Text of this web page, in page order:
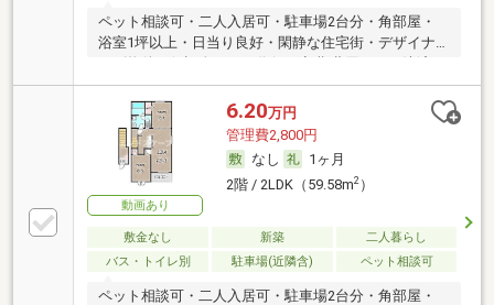
ペット相談可・二人入居可・駐車場2台分・角部屋・
浴室1坪以上・日当り良好・閑静な住宅街・デザイナ
可・家賃カード決済可
動画あり
6.20万円
管理費2,800円
なし
1ヶ月
2階 / 2LDK（59.58m2）
敷金なし 新築
二人暮らし
バス・トイレ別
駐車場(近隣含) ペット相談可
ペット相談可・二人入居可・駐車場2台分・角部屋・